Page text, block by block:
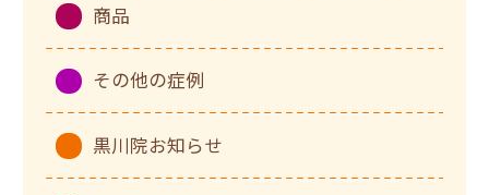
商品
その他の症例
黒川院お知らせ